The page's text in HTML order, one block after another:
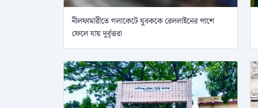
নীলফামারীতে গলাকেটে যুবককে রেললাইনের পাশে
ফেলে যায় দুর্বৃত্তরা